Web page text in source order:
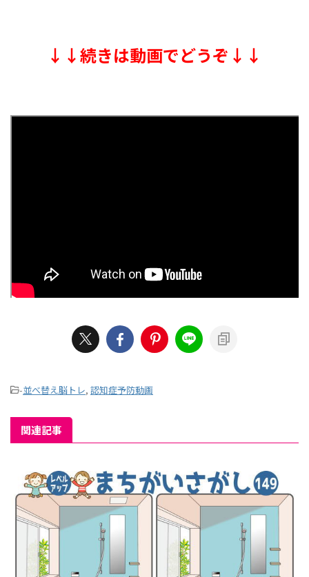
↓↓続きは動画でどうぞ↓↓
-並べ替え脳トレ, 認知症予防動画
関連記事